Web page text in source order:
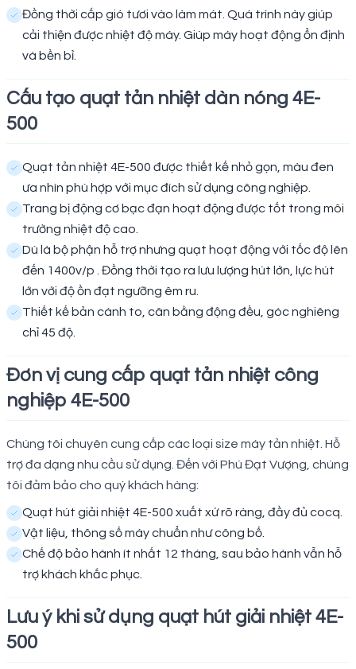
Đồng thời cấp gió tươi vào làm mát. Quá trình này giúp
cải thiện được nhiệt độ máy. Giúp máy hoạt động ổn định
và bền bỉ.
Cấu tạo quạt tản nhiệt dàn nóng 4E-
500
Quạt tản nhiệt 4E-500 được thiết kế nhỏ gọn, màu đen
ưa nhìn phù hợp với mục đích sử dụng công nghiệp.
Trang bị động cơ bạc đạn hoạt động được tốt trong môi
trường nhiệt độ cao.
Dù là bộ phận hỗ trợ nhưng quạt hoạt động với tốc độ lên
đến 1400v/p . Đồng thời tạo ra lưu lượng hút lớn, lực hút
lớn với độ ồn đạt ngưỡng êm ru.
Thiết kế bản cánh to, cân bằng động đều, góc nghiêng
chỉ 45 độ.
Đơn vị cung cấp quạt tản nhiệt công
nghiệp 4E-500
Chúng tôi chuyên cung cấp các loại size máy tản nhiệt. Hỗ
trợ đa dạng nhu cầu sử dụng. Đến với Phú Đạt Vượng, chúng
tôi đảm bảo cho quý khách hàng:
Quạt hút giải nhiệt 4E-500 xuất xứ rõ ràng, đầy đủ cocq.
Vật liệu, thông số máy chuẩn như công bố.
Chế độ bảo hành ít nhất 12 tháng, sau bảo hành vẫn hỗ
trợ khách khắc phục.
Lưu ý khi sử dụng quạt hút giải nhiệt 4E-
500